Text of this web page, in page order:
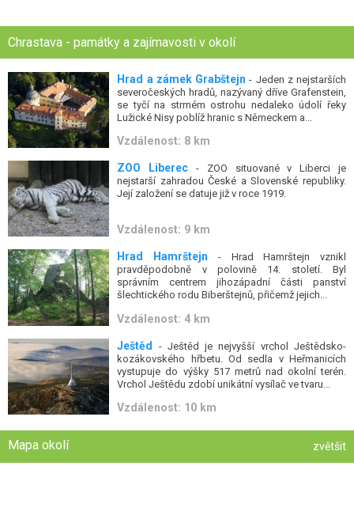
Chrastava - památky a zajímavosti v okolí
Hrad a zámek Grabštejn - Jeden z nejstarších
severočeských hradů, nazývaný dříve Grafenstein,
se tyčí na strmém ostrohu nedaleko údolí řeky
Lužické Nisy poblíž hranic s Německem a...
Vzdálenost: 8 km
ZOO Liberec - ZOO situované v Liberci je
nejstarší zahradou České a Slovenské republiky.
Její založení se datuje již v roce 1919.
Vzdálenost: 9 km
Hrad Hamrštejn - Hrad Hamrštejn vznikl
pravděpodobně v polovině 14. století. Byl
správním centrem jihozápadní části panství
šlechtického rodu Biberštejnů, přičemž jejich...
Vzdálenost: 4 km
Ještěd
- Ještěd je nejvyšší vrchol Ještědsko-
kozákovského hřbetu. Od sedla v Heřmanicích
vystupuje do výšky 517 metrů nad okolní terén.
Vrchol Ještědu zdobí unikátní vysílač ve tvaru...
Vzdálenost: 10 km
Mapa okolí zvětšit